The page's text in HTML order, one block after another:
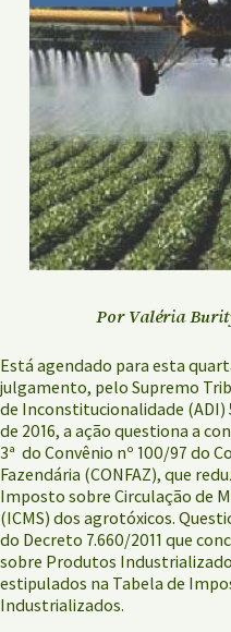
Por Valéria
Está agendado para esta
julgamento, pelo Supremo
de Inconstitucionalidade (ADI)
de 2016, a ação questiona a
3ª do Convênio nº 100/97 do
Fazendária (CONFAZ), que
Imposto sobre Circulação de
(ICMS) dos agrotóxicos.
do Decreto 7.660/2011 que
sobre Produtos
estipulados na Tabela de
Industrializados.